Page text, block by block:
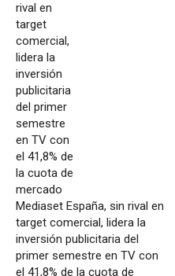
Mediaset España, sin rival en
target comercial, lidera la
inversión publicitaria del
primer semestre en TV con
el 41,8% de la cuota de